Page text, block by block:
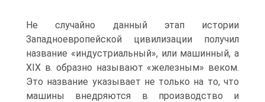
Не случайно данный этап истории
Западноевропейской цивилизации получил
название «ин­дустриальный», или машинный, а
XIX в. образно называют «железным» веком.
Это название указывает не только на то, что
машины внедряются в производство и